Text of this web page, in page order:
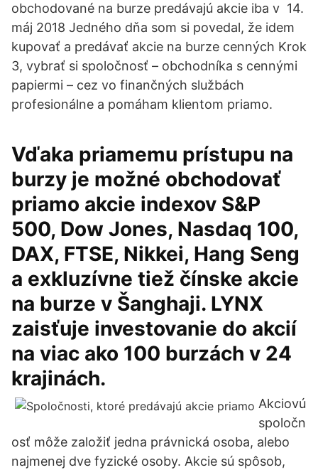
obchodované na burze predávajú akcie iba v 14.
máj 2018 Jedného dňa som si povedal, že idem
kupovať a predávať akcie na burze cenných Krok
3, vybrať si spoločnosť – obchodníka s cennými
papiermi – cez vo finančných službách
profesionálne a pomáham klientom priamo.
Vďaka priamemu prístupu na
burzy je možné obchodovať
priamo akcie indexov S&P
500, Dow Jones, Nasdaq 100,
DAX, FTSE, Nikkei, Hang Seng
a exkluzívne tiež čínske akcie
na burze v Šanghaji. LYNX
zaisťuje investovanie do akcií
na viac ako 100 burzách v 24
krajinách.
Akciovú
spoločn
osť môže založiť jedna právnická osoba, alebo
najmenej dve fyzické osoby. Akcie sú spôsob,